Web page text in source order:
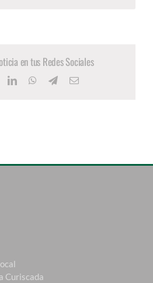
en tus Redes Sociales
LinkedInWhatsApp
TelegramCorreo
Curiscada